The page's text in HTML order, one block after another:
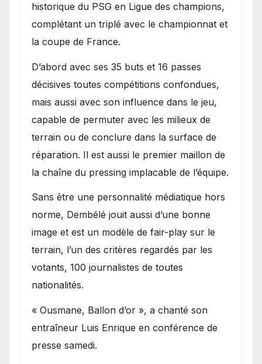
historique du PSG en Ligue des champions,
complétant un triplé avec le championnat et
la coupe de France.
D’abord avec ses 35 buts et 16 passes
décisives toutes compétitions confondues,
mais aussi avec son influence dans le jeu,
capable de permuter avec les milieux de
terrain ou de conclure dans la surface de
réparation. Il est aussi le premier maillon de
la chaîne du pressing implacable de l’équipe.
Sans être une personnalité médiatique hors
norme, Dembélé jouit aussi d’une bonne
image et est un modèle de fair-play sur le
terrain, l’un des critères regardés par les
votants, 100 journalistes de toutes
nationalités.
« Ousmane, Ballon d’or », a chanté son
entraîneur Luis Enrique en conférence de
presse samedi.